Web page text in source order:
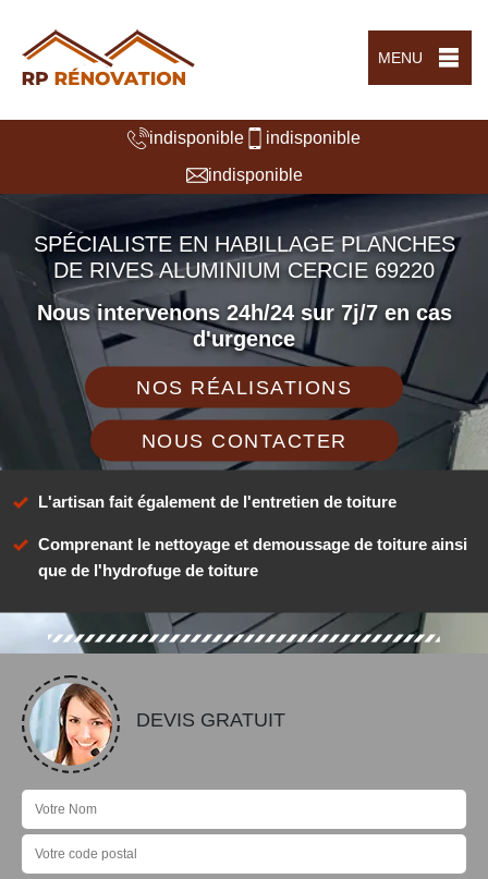
MENU
indisponible
indisponible
indisponible
SPÉCIALISTE EN HABILLAGE PLANCHES
DE RIVES ALUMINIUM CERCIE 69220
Nous intervenons 24h/24 sur 7j/7 en cas
d'urgence
NOS RÉALISATIONS
NOUS CONTACTER
L'artisan fait également de l'entretien de toiture
Comprenant le nettoyage et demoussage de toiture ainsi
que de l'hydrofuge de toiture
DEVIS GRATUIT